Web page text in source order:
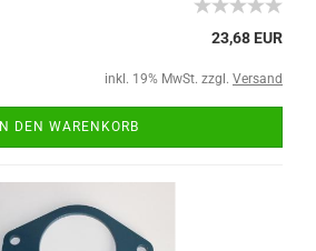
23,68 EUR
inkl. 19% MwSt. zzgl. Versand
IN DEN WARENKORB